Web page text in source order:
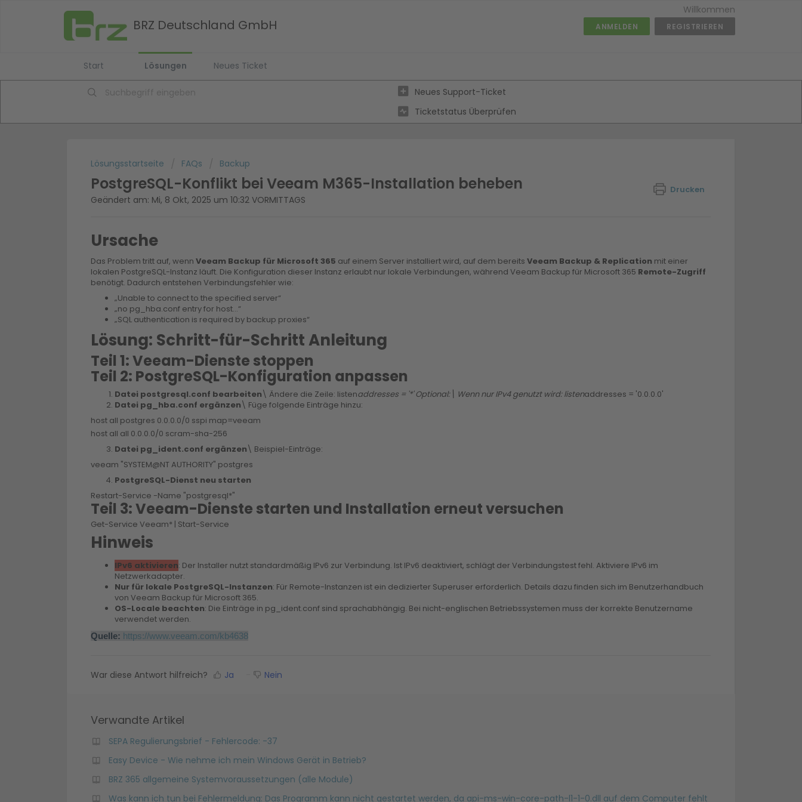
BRZ Deutschland GmbH
Willkommen
ANMELDEN REGISTRIEREN
Start Lösungen Neues Ticket
Neues Support-Ticket
Ticketstatus Überprüfen
Lösungsstartseite FAQs Backup
PostgreSQL-Konflikt bei Veeam M365-Installation beheben Drucken
Geändert am: Mi, 8 Okt, 2025 um 10:32 VORMITTAGS
Ursache
Das Problem tritt auf, wenn Veeam Backup für Microsoft 365 auf einem Server installiert wird, auf dem bereits Veeam Backup & Replication mit einer
lokalen PostgreSQL-Instanz läuft. Die Konfiguration dieser Instanz erlaubt nur lokale Verbindungen, während Veeam Backup für Microsoft 365 Remote-Zugriff
benötigt. Dadurch entstehen Verbindungsfehler wie:
„Unable to connect to the specified server“
„no pg_hba.conf entry for host…“
„SQL authentication is required by backup proxies“
Lösung: Schritt-für-Schritt Anleitung
Teil 1: Veeam-Dienste stoppen
Teil 2: PostgreSQL-Konfiguration anpassen
Datei postgresql.conf bearbeiten\ Ändere die Zeile: listenaddresses = '*' Optional:\ Wenn nur IPv4 genutzt wird: listenaddresses = '0.0.0.0'
Datei pg_hba.conf ergänzen\ Füge folgende Einträge hinzu:
host all postgres 0.0.0.0/0 sspi map=veeam
host all all 0.0.0.0/0 scram-sha-256
Datei pg_ident.conf ergänzen\ Beispiel-Einträge:
veeam "SYSTEM@NT AUTHORITY" postgres
PostgreSQL-Dienst neu starten
Restart-Service -Name "postgresql*"
Teil 3: Veeam-Dienste starten und Installation erneut versuchen
Get-Service Veeam* | Start-Service
Hinweis
IPv6 aktivieren: Der Installer nutzt standardmäßig IPv6 zur Verbindung. Ist IPv6 deaktiviert, schlägt der Verbindungstest fehl. Aktiviere IPv6 im
Netzwerkadapter.
Nur für lokale PostgreSQL-Instanzen: Für Remote-Instanzen ist ein dedizierter Superuser erforderlich. Details dazu finden sich im Benutzerhandbuch
von Veeam Backup für Microsoft 365.
OS-Locale beachten: Die Einträge in pg_ident.conf sind sprachabhängig. Bei nicht-englischen Betriebssystemen muss der korrekte Benutzername
verwendet werden.
Quelle: https://www.veeam.com/kb4638
War diese Antwort hilfreich? Ja Nein
Verwandte Artikel
SEPA Regulierungsbrief - Fehlercode: -37
Easy Device - Wie nehme ich mein Windows Gerät in Betrieb?
BRZ 365 allgemeine Systemvoraussetzungen (alle Module)
Was kann ich tun bei Fehlermeldung: Das Programm kann nicht gestartet werden, da api-ms-win-core-path-l1-1-0.dll auf dem Computer fehlt